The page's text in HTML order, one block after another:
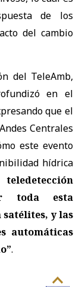
de los
del cambio
del TeleAmb,
en el
que el
Centrales
este evento
hídrica
toda esta
y las
automáticas
.